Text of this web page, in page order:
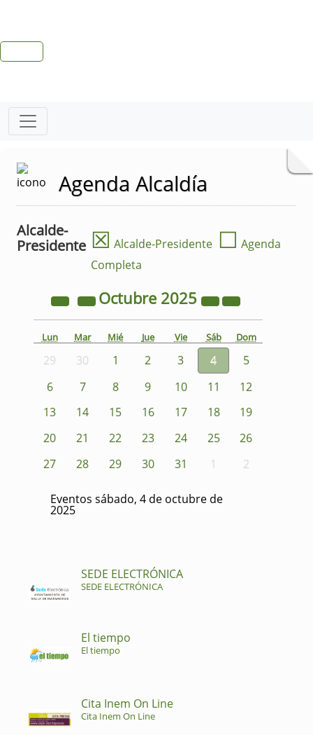
Agenda Alcaldía
Alcalde-
Presidente ☒ Alcalde-Presidente ☐ Agenda
Completa
Octubre 2025
Lun Mar Mié Jue Vie Sáb Dom
29 30 1 2 3 4
5
6
7 8 9 10 11
12
13
14 15 16 17 18
19
20
21 22 23 24 25
26
27
28 29 30 31 1 2
Eventos sábado, 4 de octubre de
2025
SEDE ELECTRÓNICA
SEDE ELECTRÓNICA
El tiempo
El tiempo
Cita Inem On Line
Cita Inem On Line